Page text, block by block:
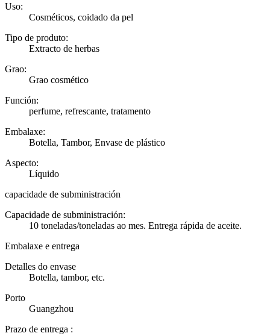
Uso:
Cosméticos, coidado da pel
Tipo de produto:
Extracto de herbas
Grao:
Grao cosmético
Función:
perfume, refrescante, tratamento
Embalaxe:
Botella, Tambor, Envase de plástico
Aspecto:
Líquido
capacidade de subministración
Capacidade de subministración:
10 toneladas/toneladas ao mes. Entrega rápida de aceite.
Embalaxe e entrega
Detalles do envase
Botella, tambor, etc.
Porto
Guangzhou
Prazo de entrega :